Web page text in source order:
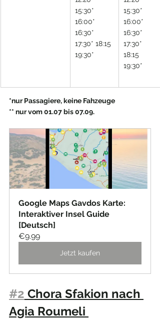
15:30*
16:00*
16:30*
17:30* 18:15
19:30*
15:30*
16:00*
16:30*
17:30*
18:15
19:30*
*nur Passagiere, keine Fahzeuge
** nur vom 01.07 bis 07.09.
Google Maps Gavdos Karte:
Interaktiver Insel Guide
[Deutsch]
€9.99
Jetzt kaufen
#2 Chora Sfakion nach
Agia Roumeli